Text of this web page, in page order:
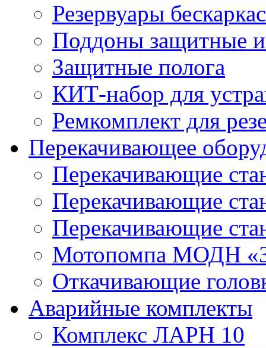
Резервуары
Поддоны защитные
Защитные полога
КИТ-набор для
Ремкомплект для
Перекачивающее
Перекачивающие
Перекачивающие
Перекачивающие
Мотопомпа МОДН
Откачивающие
Аварийные комплекты
Комплекс ЛАРН 10